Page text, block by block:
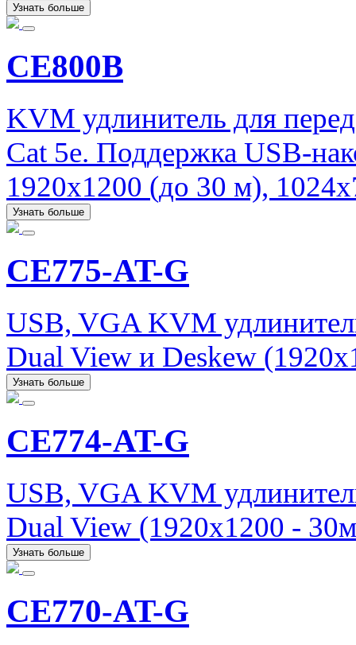
Узнать больше
CE800B
KVM удлинитель для
Cat 5e. Поддержка USB-
1920x1200 (до 30 м),
Узнать больше
CE775-AT-G
USB, VGA KVM
Dual View и Deskew
Узнать больше
CE774-AT-G
USB, VGA KVM
Dual View (1920x1200 -
Узнать больше
CE770-AT-G